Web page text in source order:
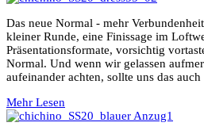
Das neue Normal - mehr
kleiner Runde, eine Finissage im
Präsentationsformate, vorsichtig
Normal. Und wenn wir gelassen
aufeinander achten, sollte uns das
Mehr Lesen